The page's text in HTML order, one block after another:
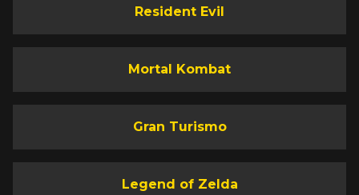
Resident Evil
Mortal Kombat
Gran Turismo
Legend of Zelda